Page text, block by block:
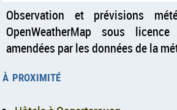
Observation et prévisions
OpenWeatherMap sous
amendées par les données de la
à proximité